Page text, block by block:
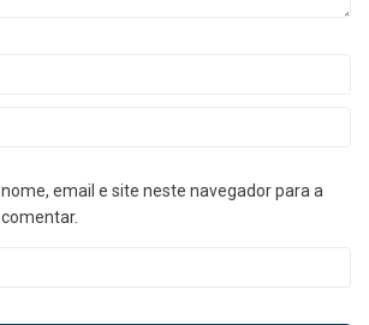
email e site neste navegador para a